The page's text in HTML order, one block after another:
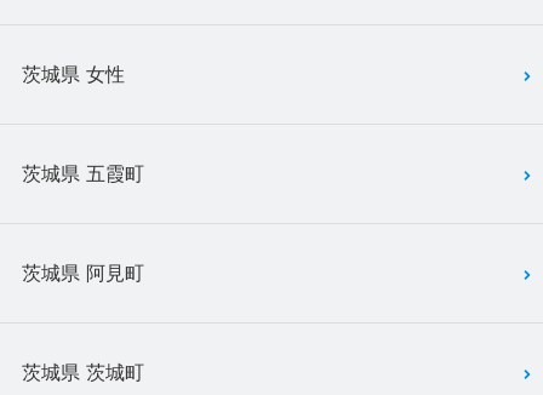
茨城県 女性
茨城県 五霞町
茨城県 阿見町
茨城県 茨城町